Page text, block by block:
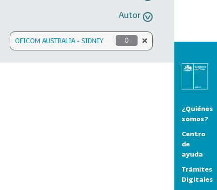
Autor
OFICOM AUSTRALIA - SIDNEY 0
¿Quiénes
somos?
Centro
de
ayuda
Trámites
Digitales